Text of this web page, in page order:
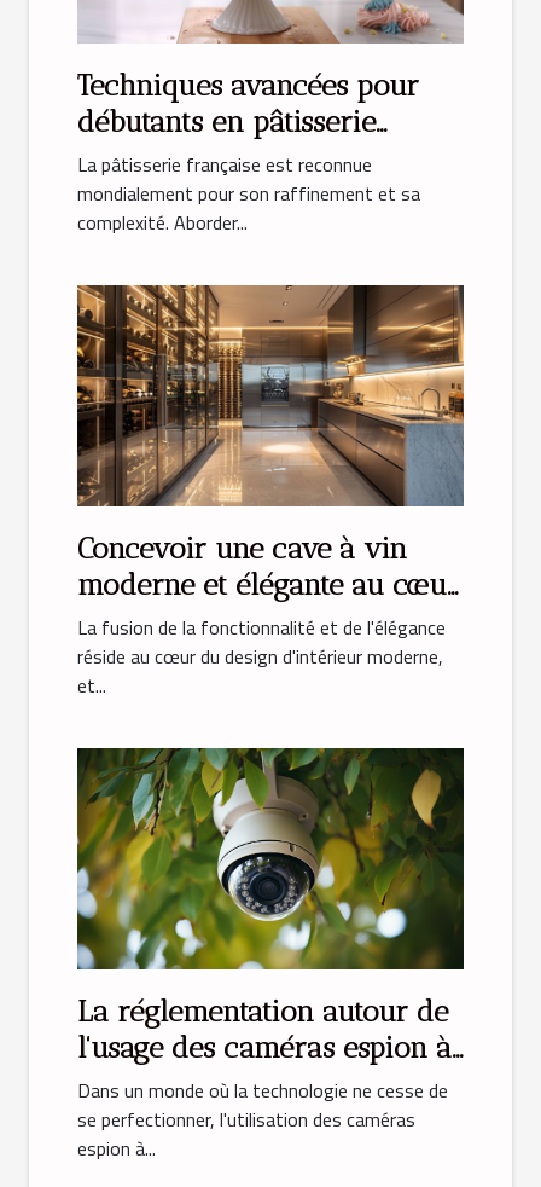
Techniques avancées pour
débutants en pâtisserie
française
La pâtisserie française est reconnue
mondialement pour son raffinement et sa
complexité. Aborder...
Concevoir une cave à vin
moderne et élégante au cœur
de votre cuisine
La fusion de la fonctionnalité et de l'élégance
réside au cœur du design d'intérieur moderne,
et...
La réglementation autour de
l'usage des caméras espion à
domicile
Dans un monde où la technologie ne cesse de
se perfectionner, l'utilisation des caméras
espion à...